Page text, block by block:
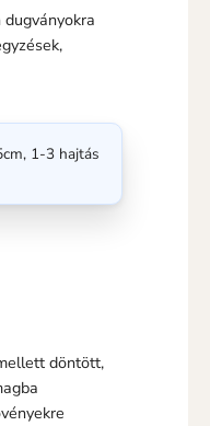
1-3 hajtás
döntött,